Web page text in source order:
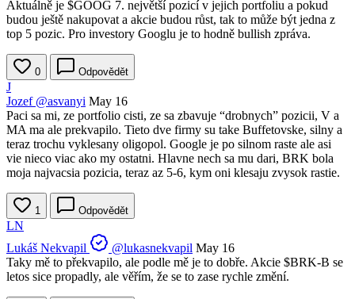
Aktuálně je $GOOG 7. největší pozicí v jejich portfoliu a pokud
budou ještě nakupovat a akcie budou růst, tak to může být jedna z
top 5 pozic. Pro investory Googlu je to hodně bullish zpráva.
0 Odpovědět
J
Jozef @asvanyi May 16
Paci sa mi, ze portfolio cisti, ze sa zbavuje “drobnych” pozicii, V a
MA ma ale prekvapilo. Tieto dve firmy su take Buffetovske, silny a
teraz trochu vyklesany oligopol. Google je po silnom raste ale asi
vie nieco viac ako my ostatni. Hlavne nech sa mu dari, BRK bola
moja najvacsia pozicia, teraz az 5-6, kym oni klesaju zvysok rastie.
1 Odpovědět
LN
Lukáš Nekvapil
@lukasnekvapil May 16
Taky mě to překvapilo, ale podle mě je to dobře. Akcie $BRK-B se
letos sice propadly, ale věřím, že se to zase rychle změní.